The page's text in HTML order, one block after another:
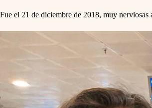
Fue el 21 de diciembre de 2018, muy